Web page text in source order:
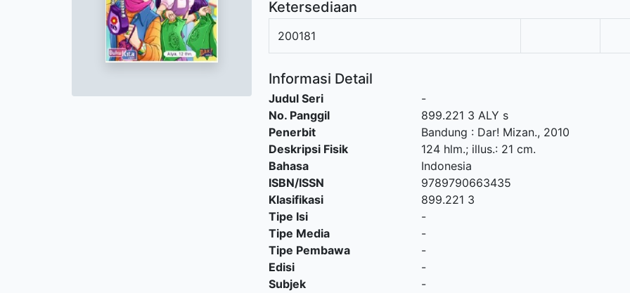
Ketersediaan
200181
Informasi Detail
Judul Seri
-
No. Panggil
899.221 3 ALY s
Penerbit
Bandung : Dar! Mizan., 2010
Deskripsi Fisik
124 hlm.; illus.: 21 cm.
Bahasa
Indonesia
ISBN/ISSN
9789790663435
Klasifikasi
899.221 3
Tipe Isi
-
Tipe Media
-
Tipe Pembawa
-
Edisi
-
Subjek
-